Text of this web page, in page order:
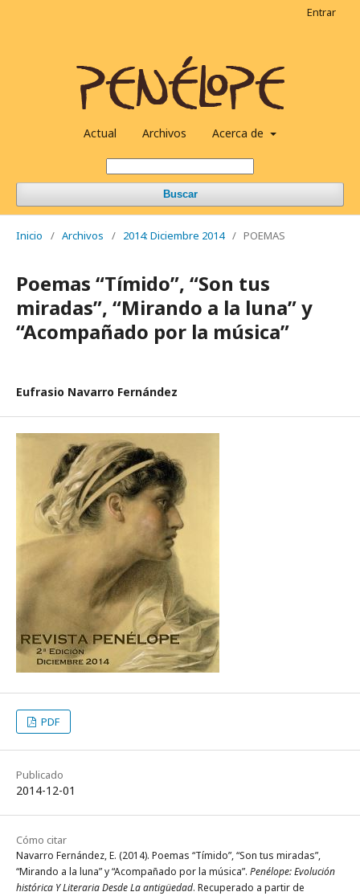
Actual Archivos Acerca de
Buscar
Entrar
Inicio / Archivos / 2014: Diciembre 2014 / POEMAS
Poemas “Tímido”, “Son tus
miradas”, “Mirando a la luna” y
“Acompañado por la música”
Eufrasio Navarro Fernández
PDF
Publicado
2014-12-01
Cómo citar
Navarro Fernández, E. (2014). Poemas “Tímido”, “Son tus miradas”,
“Mirando a la luna” y “Acompañado por la música”. Penélope: Evolución
histórica Y Literaria Desde La antigüedad. Recuperado a partir de